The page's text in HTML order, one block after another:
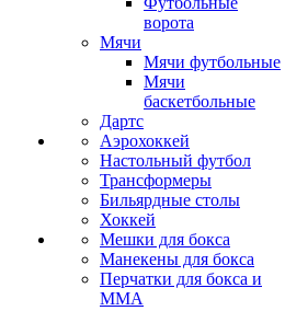
ворота
Мячи
Мячи футбольные
Мячи
баскетбольные
Дартс
Аэрохоккей
Настольный футбол
Трансформеры
Бильярдные столы
Хоккей
Мешки для бокса
Манекены для бокса
Перчатки для бокса и
MMA